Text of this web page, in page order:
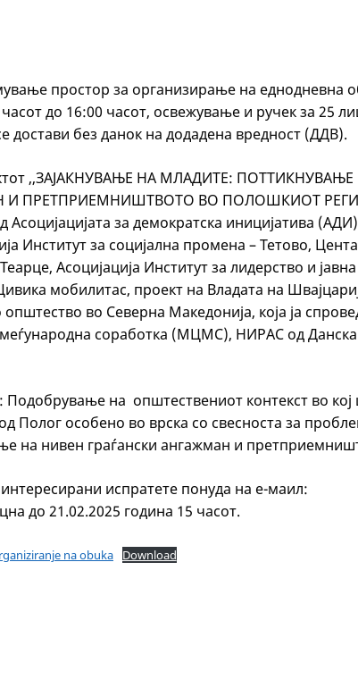
простор за организирање на еднодневна
до 16:00 часот, освежување и ручек за 25
достави без данок на додадена вредност (ДДВ).
,,ЗАЈАКНУВАЊЕ НА МЛАДИТЕ:
И ПРЕТПРИЕМНИШТВОТО ВО ПОЛОШКИОТ
Асоцијацијата за демократска иницијатива
Институт за социјална промена – Тетово,
Асоцијација Институт за лидерство и
мобилитас, проект на Владата на
во Северна Македонија, која ја
соработка (МЦМС), НИРАС од
на општествениот контекст во кој
Полог особено во врска со свесноста за
на нивен граѓански ангажман и
испратете понуда на е-маил:
до 21.02.2025 година 15 часот.
na obuka Download